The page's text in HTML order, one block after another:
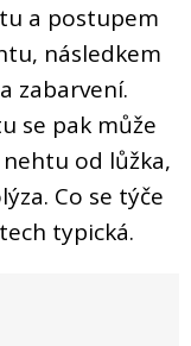
a postupem
následkem
zabarvení.
se pak může
od lůžka,
Co se týče
typická.